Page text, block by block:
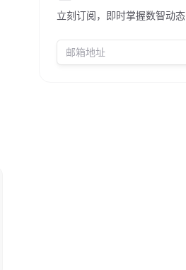
立刻订阅，即时掌握数智动态